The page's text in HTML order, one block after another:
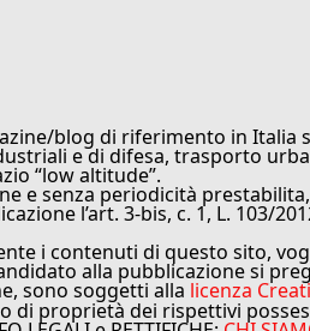
blog di riferimento in Italia
e di difesa, trasporto
“low altitude”.
e senza periodicità
l’art. 3-bis, c. 1, L. 103/
i contenuti di questo sito,
alla pubblicazione si
sono soggetti alla licenza
di proprietà dei rispettivi